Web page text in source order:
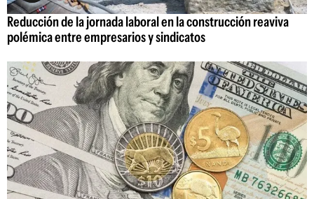
Reducción de la jornada laboral en la construcción reaviva
polémica entre empresarios y sindicatos